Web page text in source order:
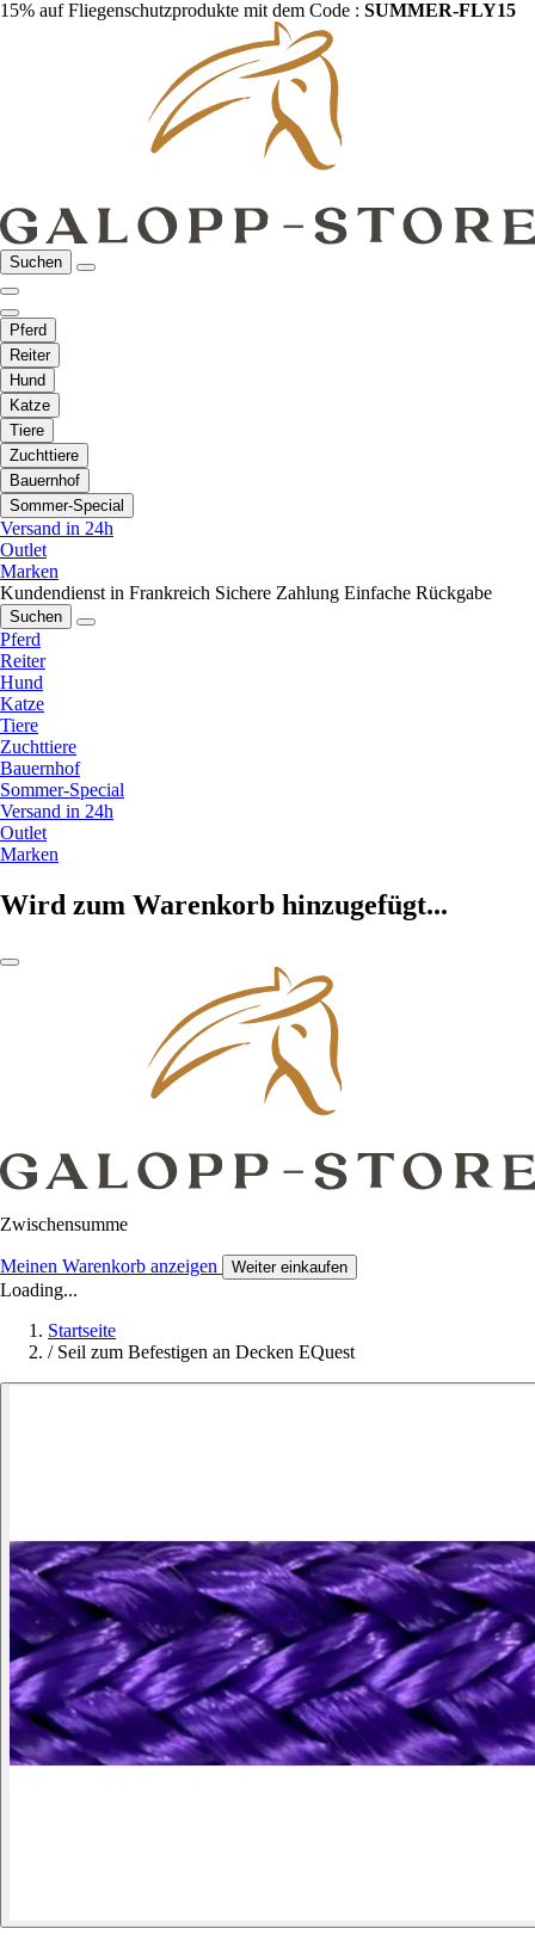
15% auf Fliegenschutzprodukte mit dem Code : SUMMER-FLY15
Suchen
Pferd
Reiter
Hund
Katze
Tiere
Zuchttiere
Bauernhof
Sommer-Special
Versand in 24h
Outlet
Marken
Kundendienst in Frankreich Sichere Zahlung Einfache Rückgabe
Suchen
Pferd
Reiter
Hund
Katze
Tiere
Zuchttiere
Bauernhof
Sommer-Special
Versand in 24h
Outlet
Marken
Wird zum Warenkorb hinzugefügt...
Zwischensumme
Meinen Warenkorb anzeigen Weiter einkaufen
Loading...
Startseite
/ Seil zum Befestigen an Decken EQuest